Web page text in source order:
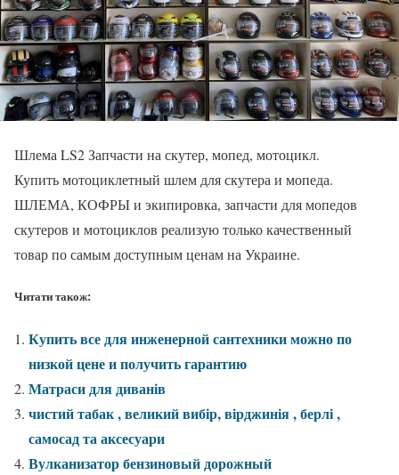
Шлема LS2 Запчасти на скутер, мопед, мотоцикл.
Купить мотоциклетный шлем для скутера и мопеда.
ШЛЕМА, КОФРЫ и экипировка, запчасти для мопедов
скутеров и мотоциклов реализую только качественный
товар по самым доступным ценам на Украине.
Читати також:
Купить все для инженерной сантехники можно по
низкой цене и получить гарантию
Матраси для диванів
чистий табак , великий вибір, вірджинія , берлі ,
самосад та аксесуари
Вулканизатор бензиновый дорожный